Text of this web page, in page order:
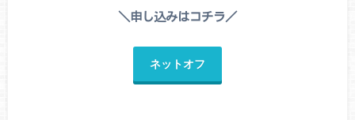
＼申し込みはコチラ／
ネットオフ